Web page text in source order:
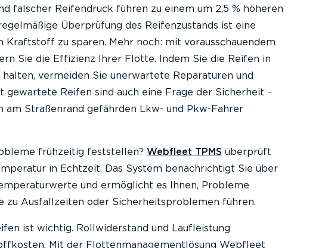
falscher Reifendruck führen zu einem um 2,5 % höheren
Überprüfung des Reifenzustands ist eine
Kraftstoff zu sparen. Mehr noch: mit vorausschauendem
Sie die Effizienz Ihrer Flotte. Indem Sie die Reifen in
vermeiden Sie unerwartete Reparaturen und
gewartete Reifen sind auch eine Frage der Sicherheit –
am Straßenrand gefährden Lkw- und Pkw-Fahrer
frühzeitig feststellen? Webfleet TPMS überprüft
in Echtzeit. Das System benachrichtigt Sie über
und ermöglicht es Ihnen, Probleme
zu Ausfallzeiten oder Sicherheitsproblemen führen.
ist wichtig. Rollwiderstand und Laufleistung
Mit der Flottenmanagementlösung Webfleet